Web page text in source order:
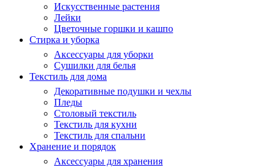
Искусственные растения
Лейки
Цветочные горшки и кашпо
Стирка и уборка
Аксессуары для уборки
Сушилки для белья
Текстиль для дома
Декоративные подушки и чехлы
Пледы
Столовый текстиль
Текстиль для кухни
Текстиль для спальни
Хранение и порядок
Аксессуары для хранения